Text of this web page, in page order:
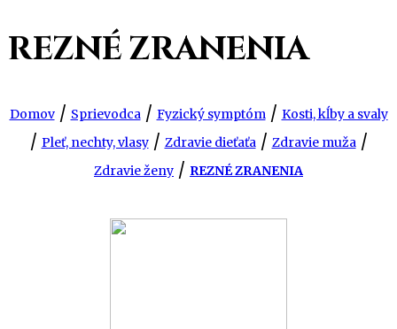
REZNÉ ZRANENIA
Domov / Sprievodca / Fyzický symptóm / Kosti, kĺby a svaly
/ Pleť, nechty, vlasy / Zdravie dieťaťa / Zdravie muža /
Zdravie ženy / REZNÉ ZRANENIA